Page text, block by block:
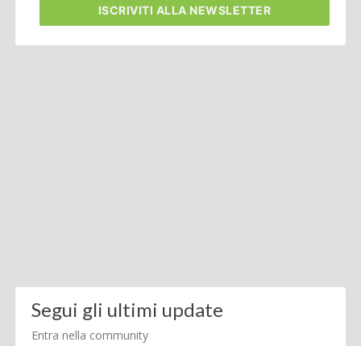
ISCRIVITI ALLA NEWSLETTER
Segui gli ultimi update
Entra nella community